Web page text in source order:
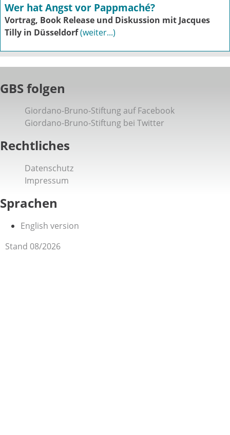
Wer hat Angst vor Pappmaché?
Vortrag, Book Release und Diskussion mit Jacques
Tilly in Düsseldorf(weiter...)
GBS folgen
Giordano-Bruno-Stiftung auf Facebook
Giordano-Bruno-Stiftung bei Twitter
Rechtliches
Datenschutz
Impressum
Sprachen
English version
Stand 08/2026